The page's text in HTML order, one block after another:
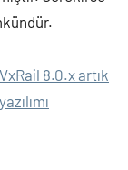
8.0.x artık